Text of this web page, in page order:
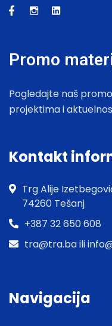
Promo
Pogledajte naš
projektima i
Kontakt
Trg Alije
74260 Tešanj
+387 32 650 608
tra@tra.ba ili
Navigacija